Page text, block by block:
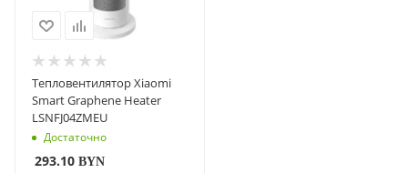
Тепловентилятор Xiaomi
Smart Graphene Heater
LSNFJ04ZMEU
Достаточно
293.10 BYN